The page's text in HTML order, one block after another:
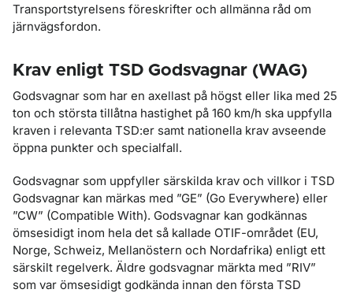
Transportstyrelsens föreskrifter och allmänna råd om
järnvägsfordon.
Krav enligt TSD Godsvagnar (WAG)
Godsvagnar som har en axellast på högst eller lika med 25
ton och största tillåtna hastighet på 160 km/h ska uppfylla
kraven i relevanta TSD:er samt nationella krav avseende
öppna punkter och specialfall.
Godsvagnar som uppfyller särskilda krav och villkor i TSD
Godsvagnar kan märkas med ”GE” (Go Everywhere) eller
”CW” (Compatible With). Godsvagnar kan godkännas
ömsesidigt inom hela det så kallade OTIF-området (EU,
Norge, Schweiz, Mellanöstern och Nordafrika) enligt ett
särskilt regelverk. Äldre godsvagnar märkta med ”RIV”
som var ömsesidigt godkända innan den första TSD